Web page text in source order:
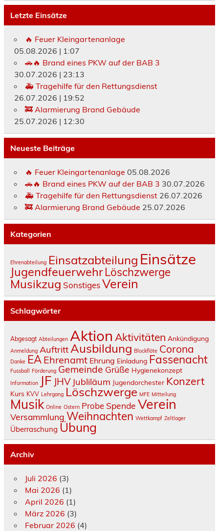
Letzte Einsätze
🔥 Feuer Kleingartenanlage
05.08.2026 | 1:07
🚗🔥 Brand eines PKW auf der BAB 3
30.07.2026 | 23:13
🚑 Tragehilfe für den Rettungsdienst
26.07.2026 | 19:52
🚒 Alarmierung Brand Gebäude
25.07.2026 | 12:30
Neueste Beiträge
🔥 Feuer Kleingartenanlage 05.08.2026
🚗🔥 Brand eines PKW auf der BAB 3 30.07.2026
🚑 Tragehilfe für den Rettungsdienst 26.07.2026
🚒 Alarmierung Brand Gebäude 25.07.2026
Kategorien
Ehrenabteilung Einsatzabteilung Einsätze
Jugendfeuerwehr Löschzwerge
Musikzug Sonstiges Verein
Schlagwörter
Abgesagt Abteilungen Aktion Aktivitäten Ankündigung
Anmeldung Auftritt Ausbildung Blockflöte Corona
Danke EA Ehrenamt Ehrung Einladung Fassenacht
Fussball Förderung Gemeinde Grüße Hygienekonzept
Information JF JHV Jubliläum Jugendorchester Konzert
Kurs KVV Lehrgang Löschzwerge MFE Mitteilung
Musik Online Ostern Probe Spende Verein
Versammlung Weihnachten Wettkampf Zeltlager
Überraschung Übung
Archiv
Juli 2026 (3)
Mai 2026 (1)
April 2026 (1)
März 2026 (3)
Februar 2026 (4)